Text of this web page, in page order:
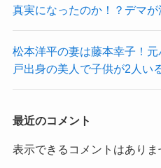
真実になったのか！？デマが
松本洋平の妻は藤本幸子！
戸出身の美人で子供が2人い
最近のコメント
表示できるコメントはありま